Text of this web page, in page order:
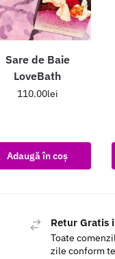
Sare de Baie
LoveBath
110.00lei
Adaugă în coș
Retur Gratis
Toate
zile conform